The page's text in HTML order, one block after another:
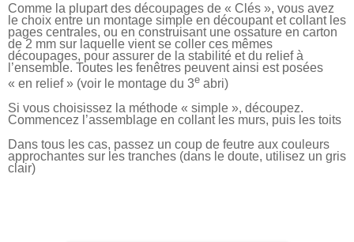
Comme la plupart des découpages de « Clés », vous avez
le choix entre un montage simple en découpant et collant les
pages centrales, ou en construisant une ossature en carton
de 2 mm sur laquelle vient se coller ces mêmes
découpages, pour assurer de la stabilité et du relief à
l’ensemble. Toutes les fenêtres peuvent ainsi est posées
« en relief » (voir le montage du 3e abri)
Si vous choisissez la méthode « simple », découpez.
Commencez l’assemblage en collant les murs, puis les toits
Dans tous les cas, passez un coup de feutre aux couleurs
approchantes sur les tranches (dans le doute, utilisez un gris
clair)